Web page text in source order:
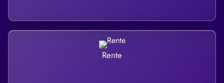
Rente